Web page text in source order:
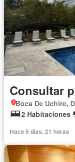
Consultar
Boca De Uchire,
2 Habitaciones
Hace 5 días, 21 horas